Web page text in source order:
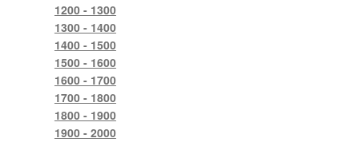
1200 - 1300
1300 - 1400
1400 - 1500
1500 - 1600
1600 - 1700
1700 - 1800
1800 - 1900
1900 - 2000